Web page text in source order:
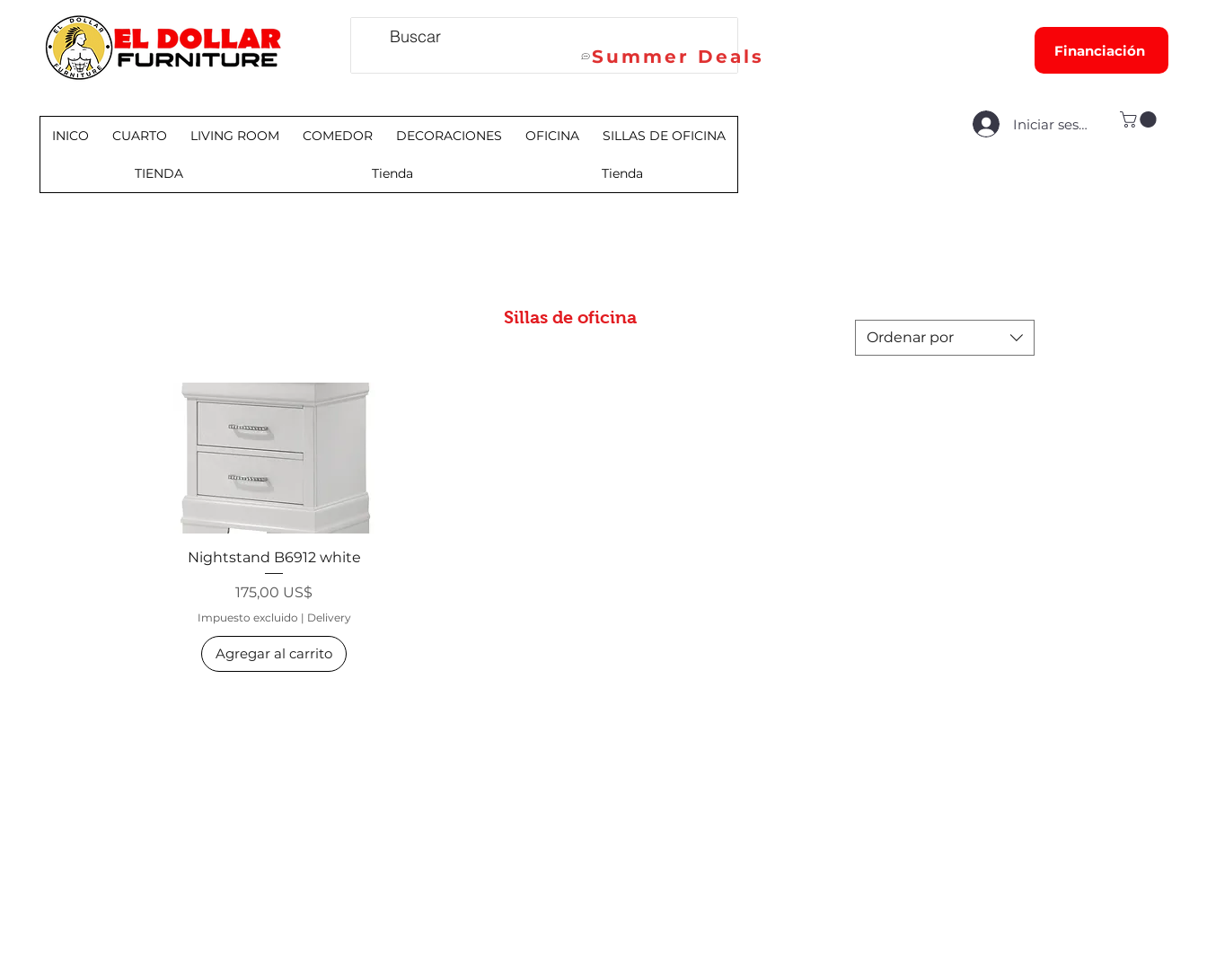
Summer Deals Financiación
INICO CUARTO LIVING ROOM COMEDOR DECORACIONES OFICINA SILLAS DE OFICINA
TIENDA Tienda Tienda
Iniciar sesión
Ordenar por
Vista rápida
Nightstand B6912 white
Precio
175,00 US$
Impuesto excluido | Delivery
Agregar al carrito
Sillas de oficina